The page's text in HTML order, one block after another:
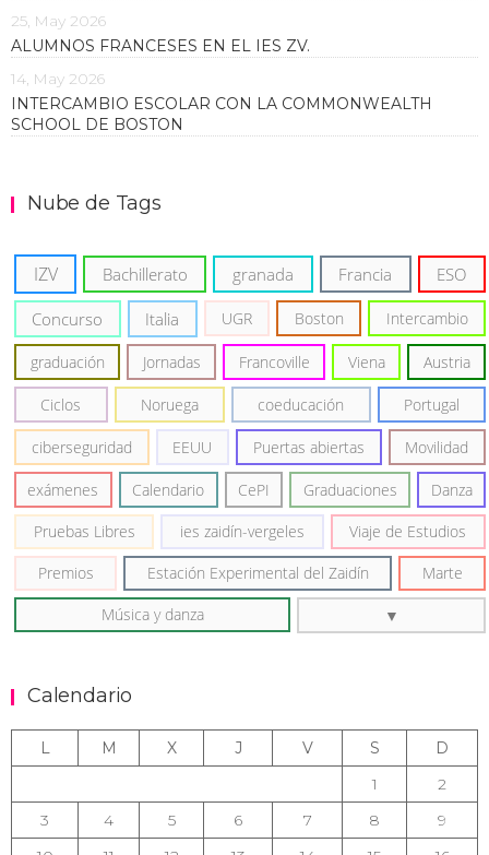
25, May 2026
ALUMNOS FRANCESES EN EL IES ZV.
14, May 2026
INTERCAMBIO ESCOLAR CON LA COMMONWEALTH
SCHOOL DE BOSTON
Nube de Tags
IZV Bachillerato granada Francia ESO
Concurso Italia UGR Boston Intercambio
graduación Jornadas Francoville Viena Austria
Ciclos Noruega coeducación Portugal
ciberseguridad EEUU Puertas abiertas Movilidad
exámenes Calendario CePI Graduaciones Danza
Pruebas Libres ies zaidín-vergeles Viaje de Estudios
Premios Estación Experimental del Zaidín Marte
Música y danza
Calendario
L M X J V S
D
1
2
3
4 5 6 7 8
9